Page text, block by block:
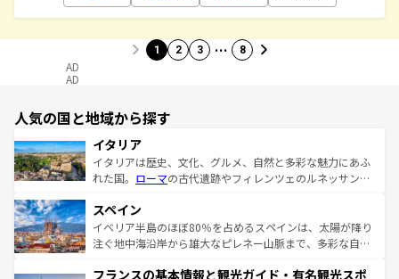
1 2 3 … 8
AD
AD
人気の国と地域から探す
イタリア
イタリアは歴史、文化、グルメ、自然と多彩な魅力にあふ
れた国。 ローマの古代遺跡やフィレンツェのルネッサンス
ろん、トスカーナの美しい田園風景やアマルフィ海岸の絶
景など、自然景観も見逃せない。観光の合間には、本場の
ピザやパスタなど、絶品のイタリア料理を堪能することも
ませてくれるイタリアで、忘れられない旅をしてみよう！
スペイン
イベリア半島のほぼ80％を占めるスペインは、太陽が降り
注ぐ地中海沿岸から雄大なピレネー山脈まで、多彩な自然
文化が根付くこの国では、情熱的なフラメンコ、熱気あふ
フランスの基本情報と観光ガイド・有名観光スポ